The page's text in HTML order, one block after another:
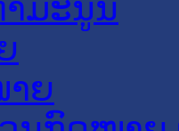
ມະນູນ
ຍ